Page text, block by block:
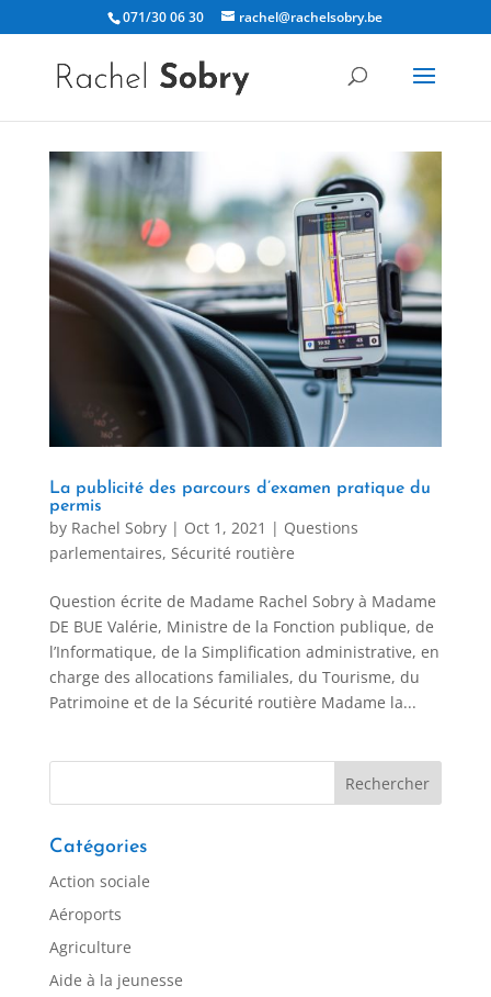
071/30 06 30 rachel@rachelsobry.be
La publicité des parcours d’examen pratique du
permis
by Rachel Sobry| Oct 1, 2021 | Questions
parlementaires, Sécurité routière
Question écrite de Madame Rachel Sobry à Madame
DE BUE Valérie, Ministre de la Fonction publique, de
l’Informatique, de la Simplification administrative, en
charge des allocations familiales, du Tourisme, du
Patrimoine et de la Sécurité routière Madame la...
Catégories
Action sociale
Aéroports
Agriculture
Aide à la jeunesse